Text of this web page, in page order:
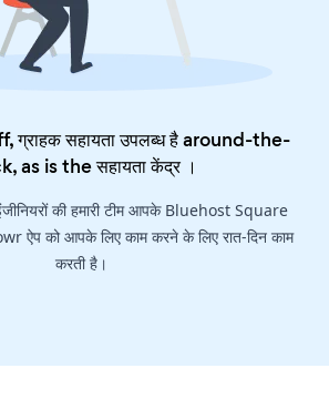
सहायता उपलब्ध है around-the-
as is theसहायता केंद्र।
की हमारी टीम आपके Bluehost Square
ऐप को आपके लिए काम करने के लिए रात-दिन काम
करती है।